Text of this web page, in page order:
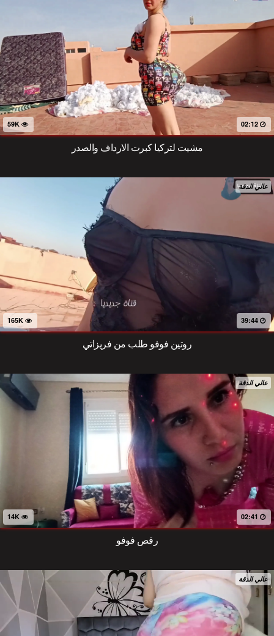
02:12
مشيت لتركيا كبرت الارداف والصدر
عالي الدقة
39:44
روتين فوفو طلب من فريزاتي
عالي الدقة
رقص فوفو
عالي الدقة